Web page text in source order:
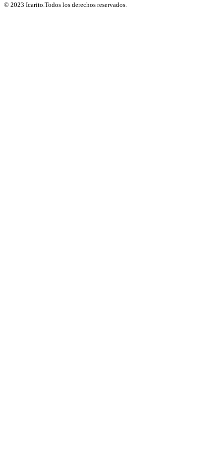
© 2023 Icarito.Todos los derechos reservados.